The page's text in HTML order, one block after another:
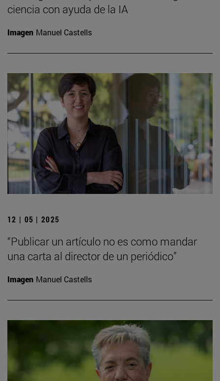
ciencia con ayuda de la IA
Imagen Manuel Castells
12 | 05 | 2025
“Publicar un artículo no es como mandar
una carta al director de un periódico”
Imagen Manuel Castells